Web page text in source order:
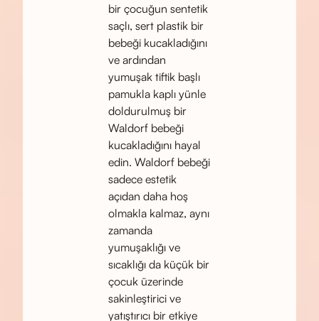
bir çocuğun sentetik
saçlı, sert plastik bir
bebeği kucakladığını
ve ardından
yumuşak tiftik başlı
pamukla kaplı yünle
doldurulmuş bir
Waldorf bebeği
kucakladığını hayal
edin. Waldorf bebeği
sadece estetik
açıdan daha hoş
olmakla kalmaz, aynı
zamanda
yumuşaklığı ve
sıcaklığı da küçük bir
çocuk üzerinde
sakinleştirici ve
yatıştırıcı bir etkiye